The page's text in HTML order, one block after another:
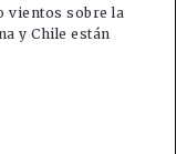
vientos sobre la
y Chile están